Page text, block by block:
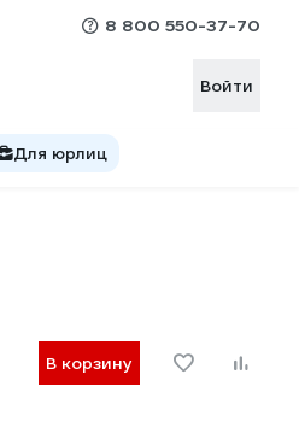
8 800 550-37-70
Войти
Для юрлиц
В корзину